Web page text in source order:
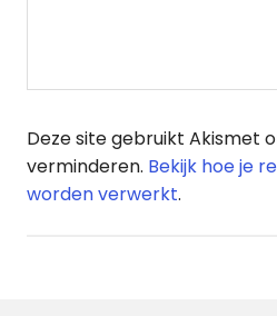
Deze site gebruikt Akismet
verminderen. Bekijk hoe je
worden verwerkt.